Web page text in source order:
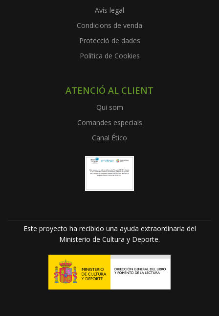
Avís legal
Condicions de venda
Protecció de dades
Política de Cookies
ATENCIÓ AL CLIENT
Qui som
Comandes especials
Canal Ético
Este proyecto ha recibido una ayuda extraordinaria del
Ministerio de Cultura y Deporte.